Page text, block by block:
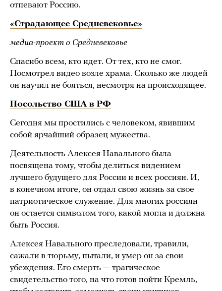
отпевают Россию.
«Страдающее Средневековье»
медиа-проект о Средневековье
Спасибо всем, кто идет. От тех, кто не смог.
Посмотрел видео возле храма. Сколько же людей
он научил не бояться, несмотря на происходящее.
Посольство США в РФ
Сегодня мы простились с человеком, явившим
собой ярчайший образец мужества.
Деятельность Алексея Навального была
посвящена тому, чтобы делиться видением
лучшего будущего для России и всех россиян. И,
в конечном итоге, он отдал свою жизнь за свое
патриотическое служение. Для многих россиян
он остается символом того, какой могла и должна
быть Россия.
Алексея Навального преследовали, травили,
сажали в тюрьму, пытали, и умер он за свои
убеждения. Его смерть — трагическое
свидетельство того, на что готов пойти Кремль,